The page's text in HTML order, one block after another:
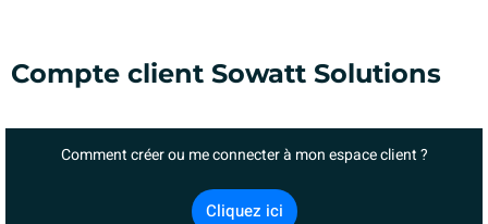
Compte client Sowatt Solutions
Comment créer ou me connecter à mon espace client ?
Cliquez ici